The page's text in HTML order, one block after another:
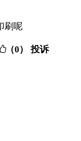
刷呢
（0） 投诉